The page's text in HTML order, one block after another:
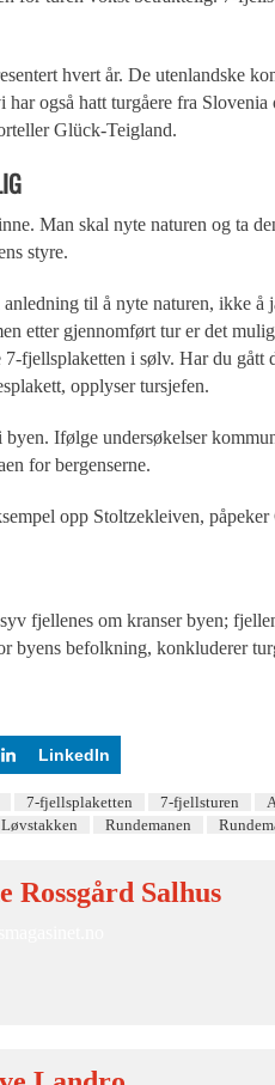
hvert år. De utenlandske
også hatt turgåere fra
Glück-Teigland.
Man skal nyte naturen og ta
styre.
til å nyte naturen, ikke å
etter gjennomført tur er det
fjellsplaketten i sølv. Har du
opplyser tursjefen.
Ifølge undersøkelser
for bergenserne.
opp Stoltzekleiven,
fjellenes om kranser byen;
byens befolkning, konkluderer
LinkedIn
7-fjellsplaketten 7-fjellsturen
Løvstakken Rundemanen
Rossgård Salhus